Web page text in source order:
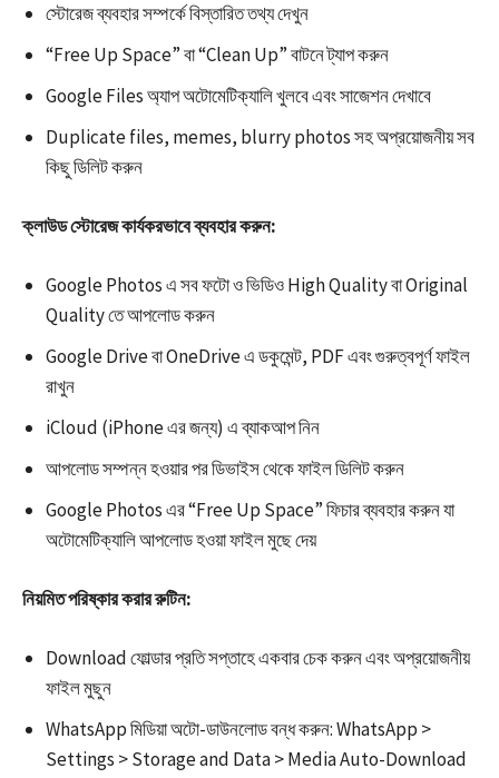
স্টোরেজ ব্যবহার সম্পর্কে বিস্তারিত তথ্য দেখুন
“Free Up Space” বা “Clean Up” বাটনে ট্যাপ করুন​
Google Files অ্যাপ অটোমেটিক্যালি খুলবে এবং সাজেশন দেখাবে​
Duplicate files, memes, blurry photos সহ অপ্রয়োজনীয় সব
কিছু ডিলিট করুন
ক্লাউড স্টোরেজ কার্যকরভাবে ব্যবহার করুন:
Google Photos এ সব ফটো ও ভিডিও High Quality বা Original
Quality তে আপলোড করুন
Google Drive বা OneDrive এ ডকুমেন্ট, PDF এবং গুরুত্বপূর্ণ ফাইল
রাখুন
iCloud (iPhone এর জন্য) এ ব্যাকআপ নিন
আপলোড সম্পন্ন হওয়ার পর ডিভাইস থেকে ফাইল ডিলিট করুন​
Google Photos এর “Free Up Space” ফিচার ব্যবহার করুন যা
অটোমেটিক্যালি আপলোড হওয়া ফাইল মুছে দেয়​
নিয়মিত পরিষ্কার করার রুটিন:
Download ফোল্ডার প্রতি সপ্তাহে একবার চেক করুন এবং অপ্রয়োজনীয়
ফাইল মুছুন​
WhatsApp মিডিয়া অটো-ডাউনলোড বন্ধ করুন: WhatsApp >
Settings > Storage and Data > Media Auto-Download